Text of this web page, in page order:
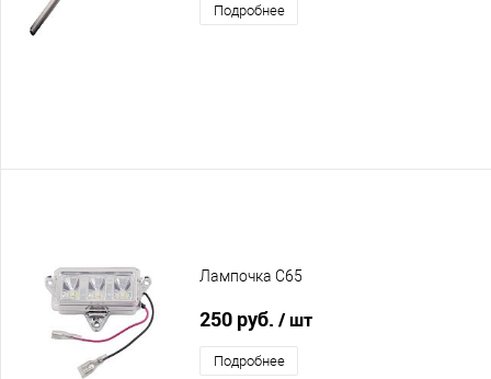
Подробнее
Лампочка C65
250 руб. / шт
Подробнее